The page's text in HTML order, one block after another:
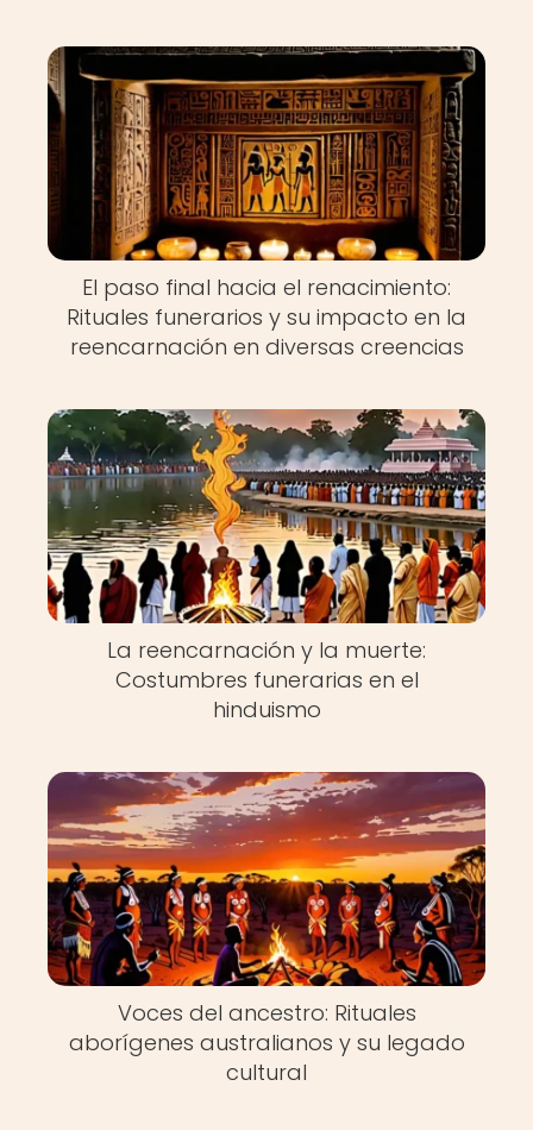
El paso final hacia el renacimiento:
Rituales funerarios y su impacto en la
reencarnación en diversas creencias
La reencarnación y la muerte:
Costumbres funerarias en el
hinduismo
Voces del ancestro: Rituales
aborígenes australianos y su legado
cultural